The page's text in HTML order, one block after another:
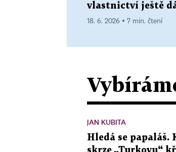
vlastnictví ještě
18. 6. 2026 ▪ 7 min. čtení
JAN KUBITA
Hledá se papaláš.
skrze „Turkovu“